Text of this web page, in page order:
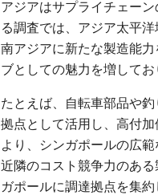
アジアはサプライチェー
る調査では、アジア太平
南アジアに新たな製造能
ブとしての魅力を増して
たとえば、自転車部品や
拠点として活用し、高付
より、シンガポールの広
近隣のコスト競争力のあ
ガポールに調達拠点を集